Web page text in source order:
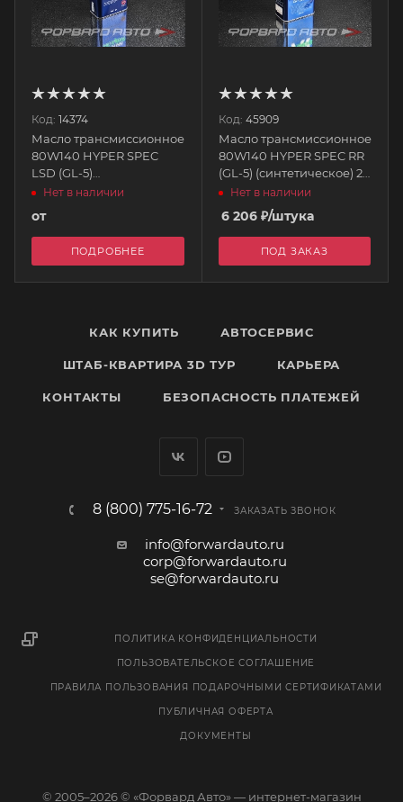
Код: 14374
Масло трансмиссионное
80W140 HYPER SPEC
LSD (GL-5)
(синтетическое) 2 литра
Нет в наличии
от
ПОДРОБНЕЕ
Код: 45909
Масло трансмиссионное
80W140 HYPER SPEC RR
(GL-5) (синтетическое) 2
литра WAKO`S
Нет в наличии
6 206₽/штука
ПОД ЗАКАЗ
КАК КУПИТЬ АВТОСЕРВИС
ШТАБ-КВАРТИРА 3D ТУР КАРЬЕРА
КОНТАКТЫ БЕЗОПАСНОСТЬ ПЛАТЕЖЕЙ
8 (800) 775-16-72 ЗАКАЗАТЬ ЗВОНОК
info@forwardauto.ru
corp@forwardauto.ru
se@forwardauto.ru
ПОЛИТИКА КОНФИДЕНЦИАЛЬНОСТИ
ПОЛЬЗОВАТЕЛЬСКОЕ СОГЛАШЕНИЕ
ПРАВИЛА ПОЛЬЗОВАНИЯ ПОДАРОЧНЫМИ СЕРТИФИКАТАМИ
ПУБЛИЧНАЯ ОФЕРТА
ДОКУМЕНТЫ
© 2005–2026 © «Форвард Авто» — интернет-магазин